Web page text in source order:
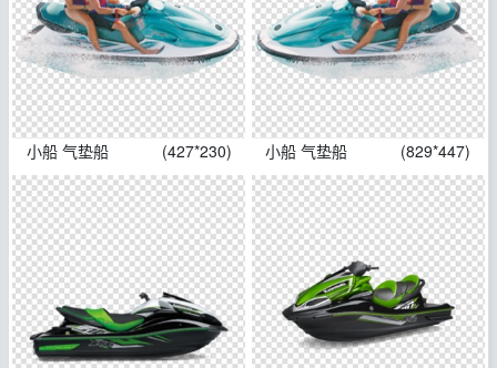
小船 气垫船 (427*230) 小船 气垫船 (829*447)